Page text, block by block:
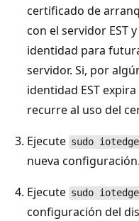
certificado de
con el servidor EST
identidad para
servidor. Si, por
identidad EST
recurre al uso del
Ejecute sudo
nueva configuración.
Ejecute sudo
configuración del